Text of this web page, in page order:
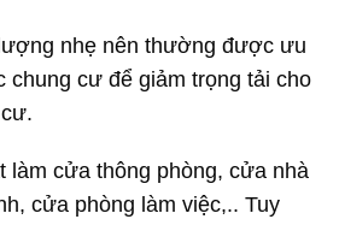
nhẹ nên thường được ưu
chung cư để giảm trọng tải cho
làm cửa thông phòng, cửa nhà
cửa phòng làm việc,.. Tuy